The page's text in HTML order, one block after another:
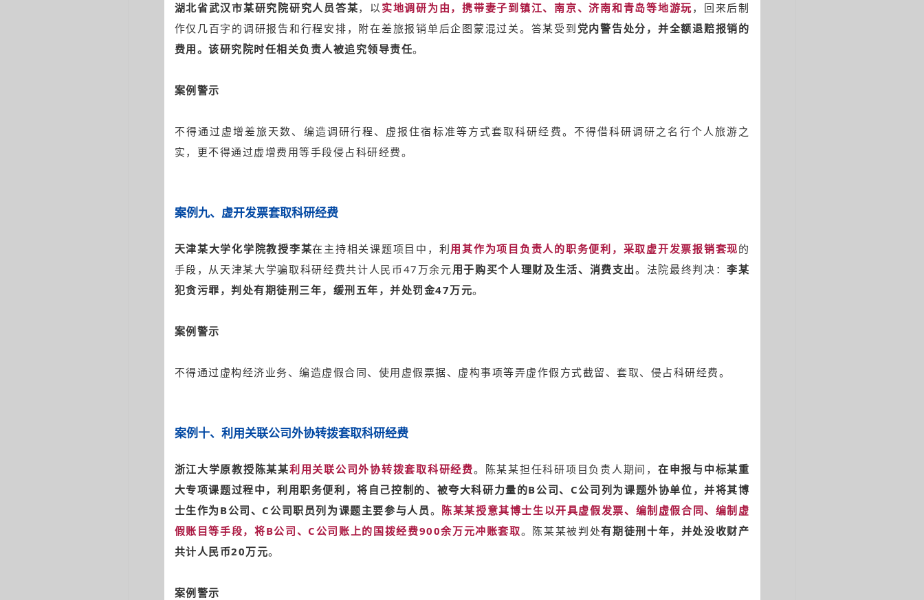
湖北省武汉市某研究院研究人员答某，以 实地调研为由，携带妻子到镇江、南京、济南和青岛等地游玩，回来后制
作仅几百字的调研报告和行程安排，附在差旅报销单后企图蒙混过关。答某受到 党内警告处分，并全额退赔报销的
费用。该研究院时任相关负责人被追究领导责任。
案例警示
不得通过虚增差旅天数、编造调研行程、虚报住宿标准等方式套取科研经费。不得借科研调研之名行个人旅游之
实，更不得通过虚增费用等手段侵占科研经费。
案例九、 虚开发票套取科研经费
天津某大学化学院教授李某在主持相关课题项目中，利用其作为项目负责人的职务便利，采取虚开发票报销套现的
手段，从天津某大学骗取科研经费共计人民币47万余元用于购买个人理财及生活、消费支出。法院最终判决：李某
犯贪污罪，判处有期徒刑三年，缓刑五年，并处罚金47万元。
案例警示
不得通过虚构经济业务、编造虚假合同、使用虚假票据、虚构事项等弄虚作假方式截留、套取、侵占科研经费。
案例十、 利用关联公司外协转拨套取科研经费
浙江大学原教授陈某某利用关联公司外协转拨套取科研经费。陈某某担任科研项目负责人期间， 在申报与中标某重
大专项课题过程中，利用职务便利，将自己控制的、被夸大科研力量的B公司、C公司列为课题外协单位，并将其博
士生作为B公司、C公司职员列为课题主要参与人员。 陈某某授意其博士生以开具虚假发票、编制虚假合同、编制虚
假账目等手段，将B公司、C公司账上的国拨经费900余万元冲账套取。陈某某被判处有期徒刑十年，并处没收财产
共计人民币20万元。
案例警示